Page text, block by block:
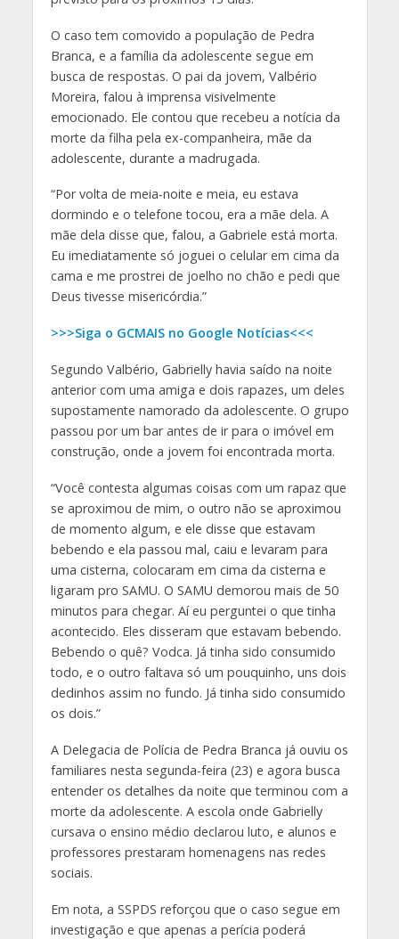
O caso tem comovido a população de Pedra
Branca, e a família da adolescente segue em
busca de respostas. O pai da jovem, Valbério
Moreira, falou à imprensa visivelmente
emocionado. Ele contou que recebeu a notícia da
morte da filha pela ex-companheira, mãe da
adolescente, durante a madrugada.
“Por volta de meia-noite e meia, eu estava
dormindo e o telefone tocou, era a mãe dela. A
mãe dela disse que, falou, a Gabriele está morta.
Eu imediatamente só joguei o celular em cima da
cama e me prostrei de joelho no chão e pedi que
Deus tivesse misericórdia.”
>>>Siga o GCMAIS no Google Notícias<<<
Segundo Valbério, Gabrielly havia saído na noite
anterior com uma amiga e dois rapazes, um deles
supostamente namorado da adolescente. O grupo
passou por um bar antes de ir para o imóvel em
construção, onde a jovem foi encontrada morta.
“Você contesta algumas coisas com um rapaz que
se aproximou de mim, o outro não se aproximou
de momento algum, e ele disse que estavam
bebendo e ela passou mal, caiu e levaram para
uma cisterna, colocaram em cima da cisterna e
ligaram pro SAMU. O SAMU demorou mais de 50
minutos para chegar. Aí eu perguntei o que tinha
acontecido. Eles disseram que estavam bebendo.
Bebendo o quê? Vodca. Já tinha sido consumido
todo, e o outro faltava só um pouquinho, uns dois
dedinhos assim no fundo. Já tinha sido consumido
os dois.”
A Delegacia de Polícia de Pedra Branca já ouviu os
familiares nesta segunda-feira (23) e agora busca
entender os detalhes da noite que terminou com a
morte da adolescente. A escola onde Gabrielly
cursava o ensino médio declarou luto, e alunos e
professores prestaram homenagens nas redes
sociais.
Em nota, a SSPDS reforçou que o caso segue em
investigação e que apenas a perícia poderá